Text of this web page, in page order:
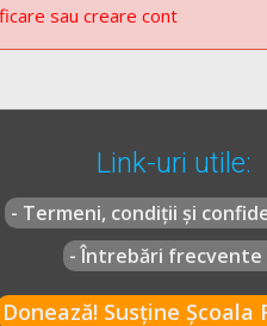
înregistrării în România,
de vehicule în limitele
la art. 3 și a obligațiilor
certificatului de
de către personalul poliției.
sau creare cont
Link-uri utile:
- Termeni, condiții și
- Întrebări frecvente
Donează! Susține Școala